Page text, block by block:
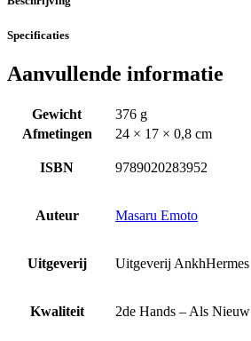
Specificaties
Aanvullende informatie
Gewicht
376 g
Afmetingen
24 × 17 × 0,8 cm
ISBN 9789020283952
Auteur Masaru Emoto
Uitgeverij Uitgeverij AnkhHermes
Kwaliteit 2de Hands – Als Nieuw